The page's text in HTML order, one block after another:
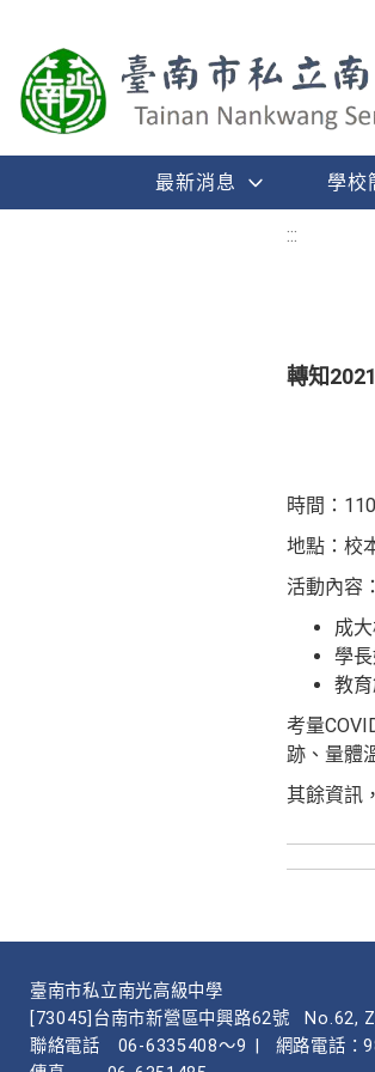
最新消息 學校
:::
轉知
時間：
地點：校
活動內容：
成
學
教
考量
跡、量體
其餘資訊
臺南市私立南光高級中學
[73045]台南市新營區中興路62號
No.62,
聯絡電話
06-6335408～9
網路電話：